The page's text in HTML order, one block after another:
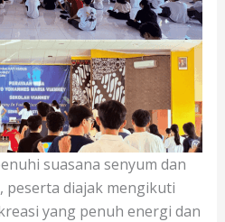
suasana senyum dan
peserta diajak mengikuti
yang penuh energi dan